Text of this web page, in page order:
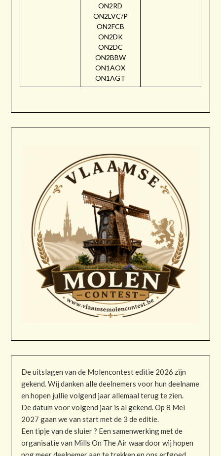
ON2RD
ON2LVC/P
ON2FCB
ON2DK
ON2DC
ON2BBW
ON1AOX
ON1AGT
De uitslagen van de Molencontest editie 2026 zijn
gekend. Wij danken alle deelnemers voor hun deelname
en hopen jullie volgend jaar allemaal terug te zien.
De datum voor volgend jaar is al gekend. Op 8 Mei
2027 gaan we van start met de 3 de editie.
Een tipje van de sluier ? Een samenwerking met de
organisatie van Mills On The Air waardoor wij hopen